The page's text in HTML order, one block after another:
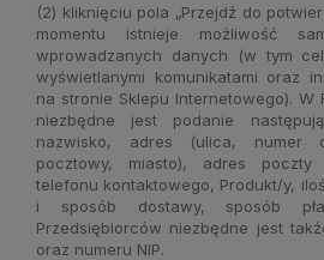
(2) kliknięciu pola „Przejdź do
momentu istnieje możliwość
wprowadzanych danych (w tym
wyświetlanymi komunikatami oraz
na stronie Sklepu Internetowego). W
niezbędne jest podanie
nazwisko, adres (ulica, numer
pocztowy, miasto), adres poczty
telefonu kontaktowego, Produkt/y,
i sposób dostawy, sposób
Przedsiębiorców niezbędne jest
oraz numeru NIP.